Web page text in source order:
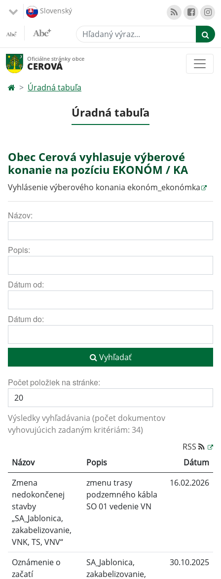
Slovenský
Hľadaný výraz...
Oficiálne stránky obce
CEROVÁ
Úradná tabuľa
Úradná tabuľa
Obec Cerová vyhlasuje výberové
konanie na pozíciu EKONÓM / KA
Vyhlásenie výberového konania ekonóm_ekonómka
Názov:
Popis:
Dátum od:
Dátum do:
Vyhľadať
Počet položiek na stránke:
Výsledky vyhľadávania (počet dokumentov
vyhovujúcich zadaným kritériám: 34)
RSS
Názov
Popis
Dátum
Zmena
nedokončenej
stavby
„SA_Jablonica,
zakabelizovanie,
VNK, TS, VNV“
zmenu trasy
podzemného kábla
SO 01 vedenie VN
16.02.2026
Oznámenie o
začatí
SA_Jablonica,
zakabelizovanie,
30.10.2025